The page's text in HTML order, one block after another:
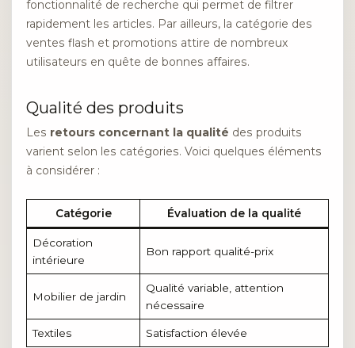
fonctionnalité de recherche qui permet de filtrer
rapidement les articles. Par ailleurs, la catégorie des
ventes flash et promotions attire de nombreux
utilisateurs en quête de bonnes affaires.
Qualité des produits
Les retours concernant la qualité des produits
varient selon les catégories. Voici quelques éléments
à considérer :
Catégorie Évaluation de la qualité
Décoration
intérieure
Bon rapport qualité-prix
Mobilier de jardin
Qualité variable, attention
nécessaire
Textiles Satisfaction élevée